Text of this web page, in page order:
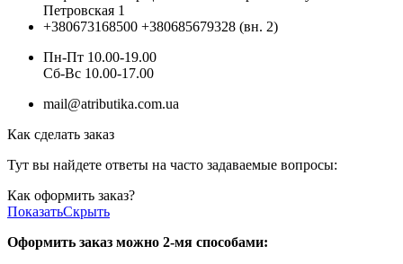
Петровская 1
+380673168500 +380685679328 (вн. 2)
Пн-Пт 10.00-19.00
Cб-Вс 10.00-17.00
mail@atributika.com.ua
Как сделать заказ
Тут вы найдете ответы на часто задаваемые вопросы:
Как оформить заказ?
ПоказатьСкрыть
Оформить заказ можно 2-мя способами: